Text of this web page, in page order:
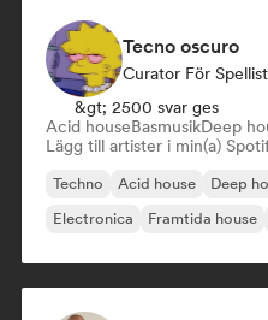
Tecno oscuro
Curator För
&gt; 2500 svar ges
Acid houseBasmusikDeep
Lägg till artister i min(a)
Techno Acid house Deep
Electronica
Framtida house